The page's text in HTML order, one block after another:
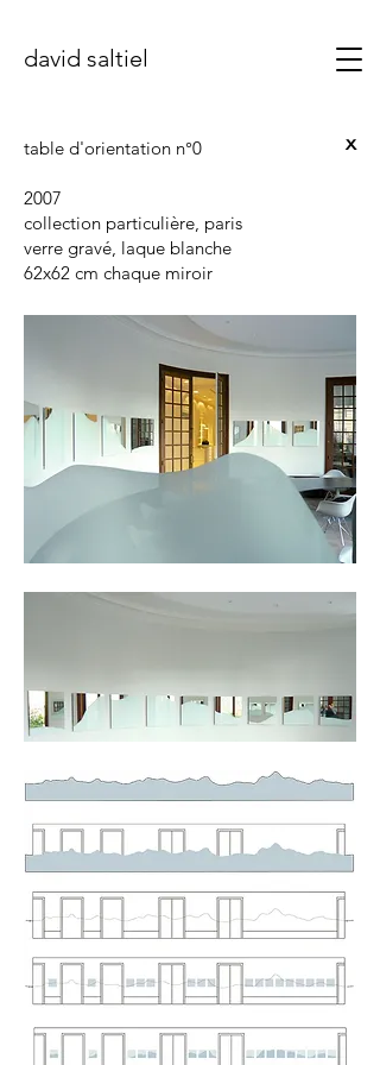
david saltiel
table d'orientation n°0
2007
collection particulière, paris
verre gravé, laque blanche
62x62 cm chaque miroir
x